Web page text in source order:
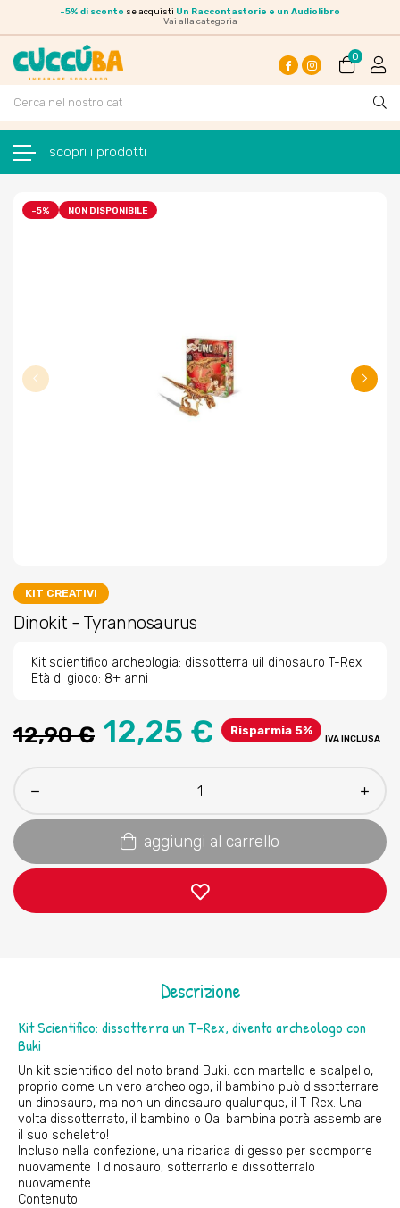
-5% di sconto se acquisti Un Raccontastorie e un Audiolibro
Vai alla categoria
FacebookInstagram
0
-5% NON DISPONIBILE
KIT CREATIVI
Dinokit - Tyrannosaurus
Kit scientifico archeologia: dissotterra uil dinosauro T-Rex
Età di gioco: 8+ anni
12,90 € 12,25 € Risparmia 5%
IVA INCLUSA
aggiungi al carrello
Descrizione
Kit Scientifico: dissotterra un T-Rex, diventa archeologo con
Buki
Un kit scientifico del noto brand Buki: con martello e scalpello,
proprio come un vero archeologo, il bambino può dissotterrare
un dinosauro, ma non un dinosauro qualunque, il T-Rex. Una
volta dissotterrato, il bambino o 0al bambina potrà assemblare
il suo scheletro!
Incluso nella confezione, una ricarica di gesso per scomporre
nuovamente il dinosauro, sotterrarlo e dissotterralo
nuovamente.
Contenuto: